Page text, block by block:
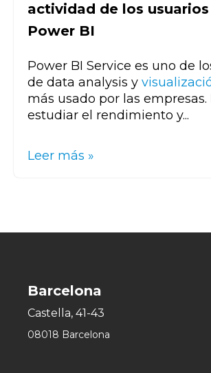
actividad de los usuarios
Power BI
Power BI Service es uno de
de data analysis y
más usado por las empresas.
estudiar el rendimiento y...
Leer más »
Barcelona
Castella, 41-43
08018 Barcelona